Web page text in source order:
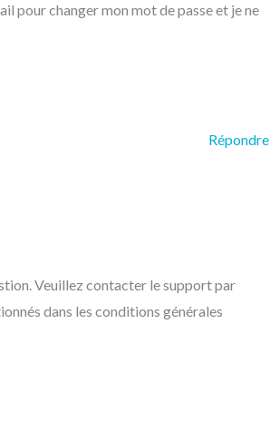
pour changer mon mot de passe et je ne
Répondre
Veuillez contacter le support par
dans les conditions générales